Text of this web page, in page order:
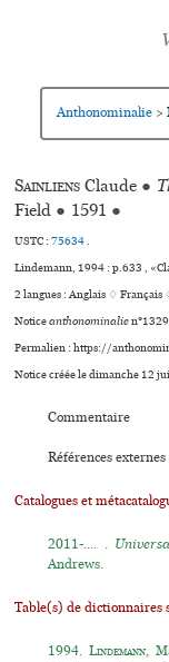
Anthonominalie >
Sainliens Claude ●
Field ● 1591 ●
USTC :75634.
Lindemann, 1994 : p.633 ,
2 langues :Anglais ♢Français
Noticeanthonominalie
Permalien : https://
Notice créée le dimanche 12
Commentaire
Références externes
Catalogues et
2011-.... .
Andrews.
Table(s) de dictionnaires
1994.Lindemann,